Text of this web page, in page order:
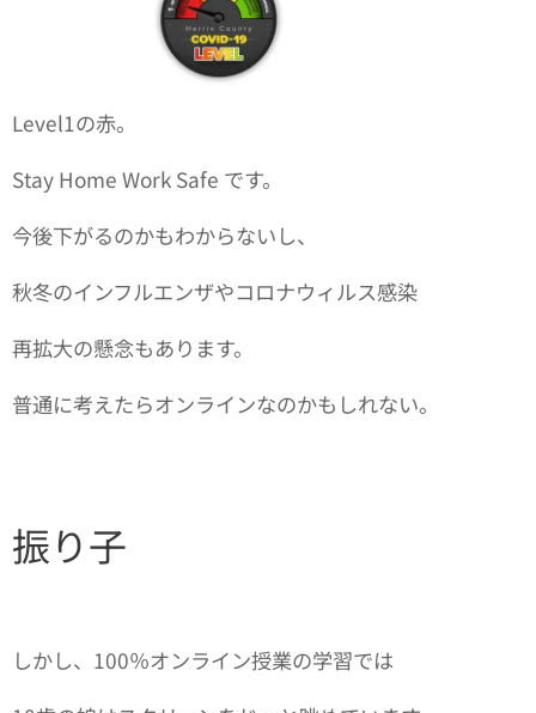
Level1の赤。
Stay Home Work Safe です。
今後下がるのかもわからないし、
秋冬のインフルエンザやコロナウィルス感染
再拡大の懸念もあります。
普通に考えたらオンラインなのかもしれない。
振り子
しかし、100％オンライン授業の学習では